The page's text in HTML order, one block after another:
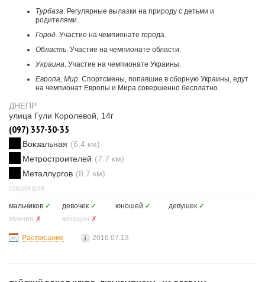
Турбаза. Регулярные вылазки на природу с детьми и
родителями.
Город. Участие на чемпионате города.
Область. Участие на чемпионате области.
Украина. Участие на чемпионате Украины.
Европа, Мир. Спортсмены, попавшие в сборную Украины, едут
на чемпионат Европы и Мира совершенно бесплатно.
ДНЕПР
улица Гули Королевой, 14г
(097) 357-30-35
Вокзальная (6.4 км)
Метростроителей (7.7 км)
Металлургов (8.7 км)
СЕКЦИЯ ДЛЯ
мальчиков ✓ девочек ✓ юношей ✓ девушек ✓
мужчин ✗ женщин ✗
Расписание 2016.07.13